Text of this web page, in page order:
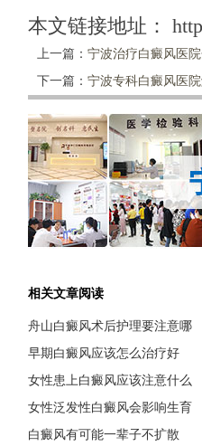
本文链接地址：
上一篇： 宁波治疗白癜风医
下一篇： 宁波专科白癜风医
相关文章阅读
舟山白癜风术后护理要注意哪
早期白癜风应该怎么治疗好
女性患上白癜风应该注意什么
女性泛发性白癜风会影响生育
白癜风有可能一辈子不扩散